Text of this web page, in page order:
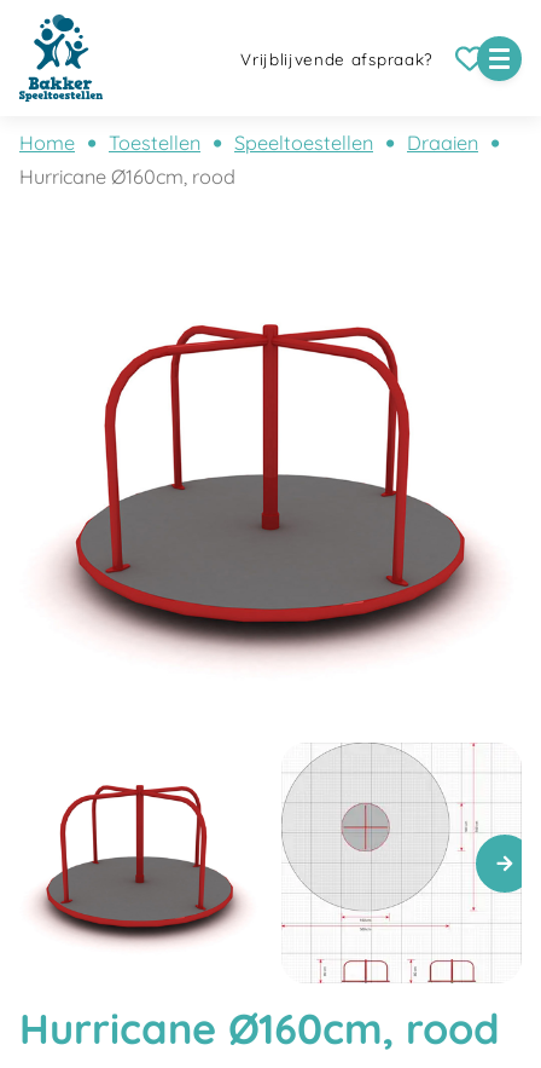
Vrijblijvende afspraak?
Home Toestellen Speeltoestellen
Draaien
Hurricane Ø160cm, rood
Hurricane Ø160cm, rood